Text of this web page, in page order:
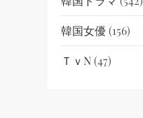
韓国女優(156)
ＴｖN(47)